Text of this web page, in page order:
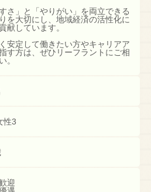
すさ」と「やりがい」を両立できる
を大切にし、地域経済の活性化に
献しています。
安定して働きたい方やキャリアア
す方は、ぜひリーフラントにご相
。
性3
迎